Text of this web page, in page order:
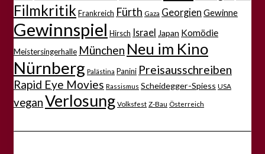
Filmkritik Frankreich Fürth Gaza Georgien Gewinne
Gewinnspiel Hirsch Israel Japan Komödie
Meistersingerhalle München Neu im Kino
Nürnberg Palästina Panini Preisausschreiben
Rapid Eye Movies Rassismus Scheidegger-Spiess USA
veganVerlosung Volksfest Z-Bau Österreich